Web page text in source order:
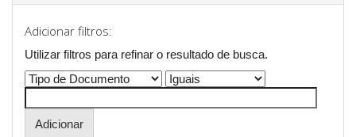
Adicionar filtros:
Utilizar filtros para refinar o resultado de busca.